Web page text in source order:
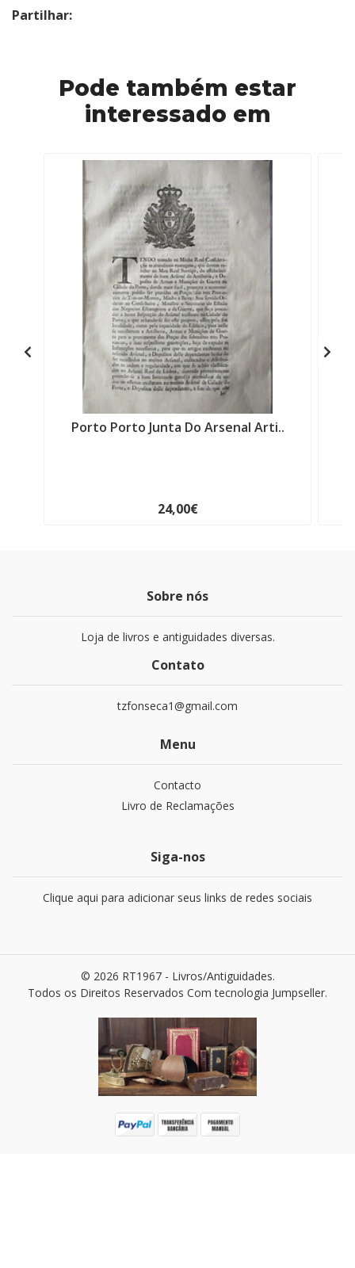
Partilhar:
Pode também estar
interessado em
Porto Porto Junta Do Arsenal Arti..
24,00€
Sobre nós
Loja de livros e antiguidades diversas.
Contato
tzfonseca1@gmail.com
Menu
Contacto
Livro de Reclamações
Siga-nos
Clique aqui para adicionar seus links de redes sociais
© 2026 RT1967 - Livros/Antiguidades.
Todos os Direitos Reservados Com tecnologia Jumpseller.